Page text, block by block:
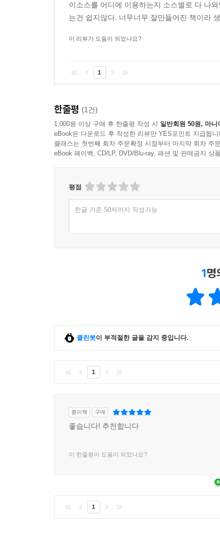
이소스를 어디에 이용하는지 소스별로 다 나
는건 쉽지않다. 너무너무 잘만들어진 책이라
이 리뷰가 도움이 되었나요?
1
한줄평 (1건)
1,000원 이상 구매 후 한줄평 작성 시 일반회원 50원, 마니
eBook은 다운로드 후 작성한 리뷰만 YES포인트 지급됩니
클래스는 첫번째 회차 주문확정 시점부터 마지막 회차 주
eBook 페이백, CD/LP, DVD/Blu-ray, 패션 및 판매금지 상
평점
한글 기준 50자까지 작성가능
1명
클린봇이 부적절한 글을 감지 중입니다.
1
종이책 구매
좋습니다! 추천합니다
이 한줄평이 도움이 되었나요?
1